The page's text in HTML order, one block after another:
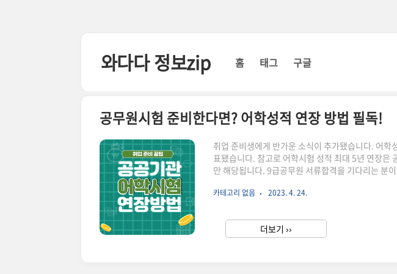
와다다 정보zip 홈 태그 구글
공무원시험 준비한다면? 어학성적 연장 방법 필독!
취업 준비생에게 반가운 소식이 추가됐습니다. 어
표됐습니다. 참고로 어학시험 성적 최대 5년 연장은
만 해당됩니다. 9급공무원 서류합격을 기다리는 분
국가고시센터에서 어학성적을 조회 후 등록할 수 있
확인하시길 바랍니다. 확대된 어학성적 연장 대상
적 사전등록제도는 연장 대상 범위가 확대된 것이
카테고리 없음 2023. 4. 24.
더보기 ››